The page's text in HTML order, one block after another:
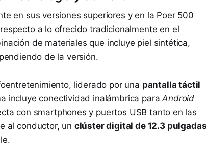
en sus versiones superiores y en la Poer 500
a lo ofrecido tradicionalmente en el
de materiales que incluye piel sintética,
de la versión.
liderado por una pantalla táctil
incluye conectividad inalámbrica paraAndroid
con smartphones y puertos USB tanto en las
al conductor, un clúster digital de 12.3 pulgadas